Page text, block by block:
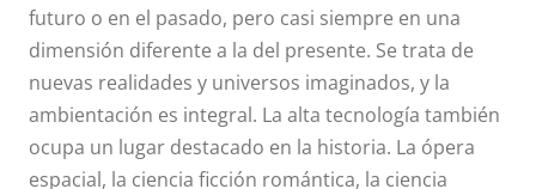
futuro o en el pasado, pero casi siempre en una
dimensión diferente a la del presente. Se trata de
nuevas realidades y universos imaginados, y la
ambientación es integral. La alta tecnología también
ocupa un lugar destacado en la historia. La ópera
espacial, la ciencia ficción romántica, la ciencia